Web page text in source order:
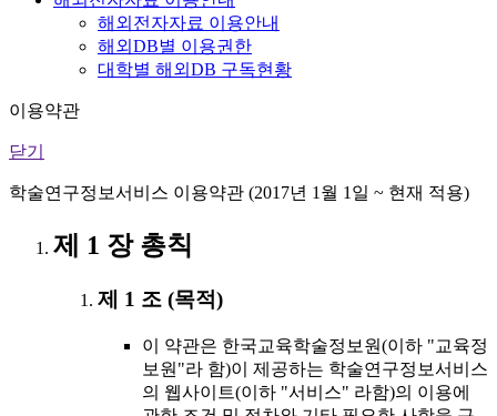
해외전자자료 이용안내
해외DB별 이용권한
대학별 해외DB 구독현황
이용약관
닫기
학술연구정보서비스 이용약관 (2017년 1월 1일 ~ 현재 적용)
제 1 장 총칙
제 1 조 (목적)
이 약관은 한국교육학술정보원(이하 "교육정
보원"라 함)이 제공하는 학술연구정보서비스
의 웹사이트(이하 "서비스" 라함)의 이용에